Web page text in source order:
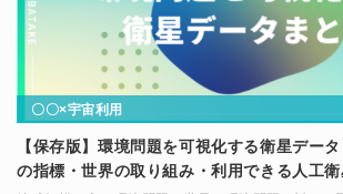
〇〇×宇宙利用
【保存版】環境問題を可視化する衛星デー
の指標・世界の取り組み・利用できる人工